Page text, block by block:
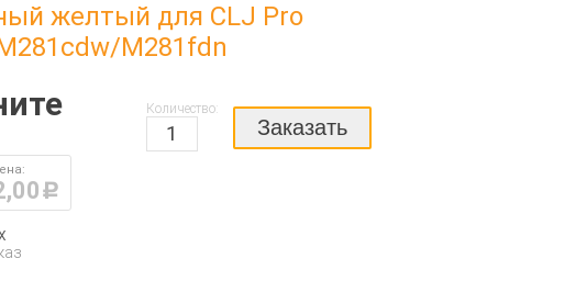
желтый для CLJ Pro
M281fdn
Количество:
Заказать
руб.